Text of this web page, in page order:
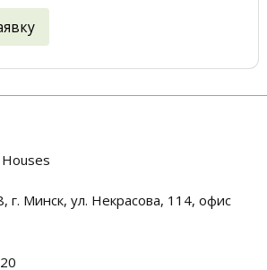
г. Минск, ул. Некрасова, 114, офис